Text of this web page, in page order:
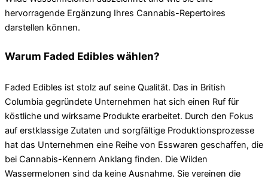
hervorragende Ergänzung Ihres Cannabis-Repertoires
darstellen können.
Warum Faded Edibles wählen?
Faded Edibles ist stolz auf seine Qualität. Das in British
Columbia gegründete Unternehmen hat sich einen Ruf für
köstliche und wirksame Produkte erarbeitet. Durch den Fokus
auf erstklassige Zutaten und sorgfältige Produktionsprozesse
hat das Unternehmen eine Reihe von Esswaren geschaffen, die
bei Cannabis-Kennern Anklang finden. Die Wilden
Wassermelonen sind da keine Ausnahme. Sie vereinen die